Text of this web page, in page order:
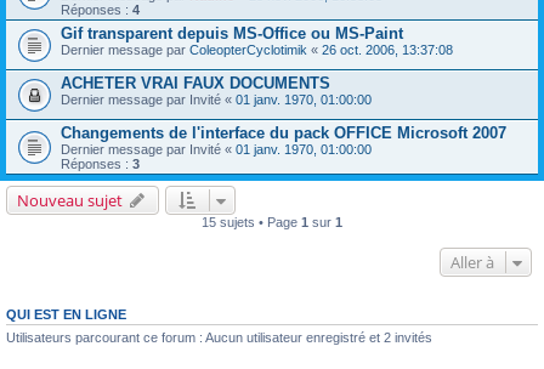
Réponses : 4
Gif transparent depuis MS-Office ou MS-Paint
Dernier message par ColeopterCyclotimik « 26 oct. 2006, 13:37:08
ACHETER VRAI FAUX DOCUMENTS
Dernier message par Invité « 01 janv. 1970, 01:00:00
Changements de l'interface du pack OFFICE Microsoft 2007
Dernier message par Invité « 01 janv. 1970, 01:00:00
Réponses : 3
Nouveau sujet
15 sujets • Page 1 sur 1
Aller à
QUI EST EN LIGNE
Utilisateurs parcourant ce forum : Aucun utilisateur enregistré et 2 invités